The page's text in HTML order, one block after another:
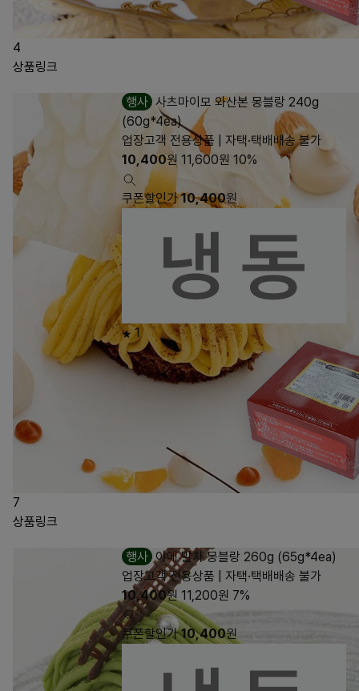
4
상품링크
7
행사 사츠마이모 와산본 몽블랑 240g
(60g*4ea)
업장고객 전용상품 | 자택·택배배송 불가
10,400원 11,600원 10%
쿠폰할인가10,400원
1
상품링크
행사 야메 말차 몽블랑 260g (65g*4ea)
업장고객 전용상품 | 자택·택배배송 불가
10,400원 11,200원 7%
쿠폰할인가10,400원